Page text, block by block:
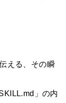
える、その瞬
」の内